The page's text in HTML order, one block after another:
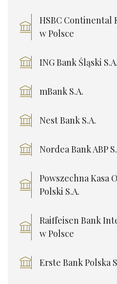
HSBC Continental
w Polsce
ING Bank Śląski S.A.
mBank S.A.
Nest Bank S.A.
Nordea Bank ABP
Powszechna Kasa
Polski S.A.
Raiffeisen Bank
w Polsce
Erste Bank Polska